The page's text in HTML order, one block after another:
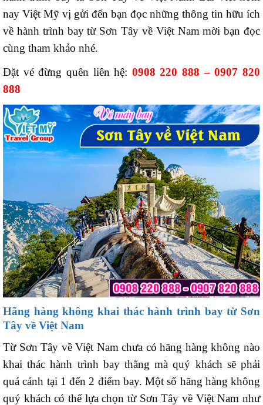
nay Việt Mỹ vị gửi đến bạn đọc những thông tin hữu ích
về hành trình bay từ Sơn Tây về Việt Nam mời bạn đọc
cùng tham khảo nhé.
Đặt vé đừng quên liên hệ: 0908 220 888 – 0907 820
888
Hãng hàng không khai thác hành trình bay từ Sơn
Tây về Việt Nam
Từ Sơn Tây về Việt Nam chưa có hãng hàng không nào
khai thác hành trình bay thẳng mà quý khách sẽ phải
quá cảnh tại 1 đến 2 điểm bay. Một số hãng hàng không
quý khách có thể lựa chọn từ Sơn Tây về Việt Nam như